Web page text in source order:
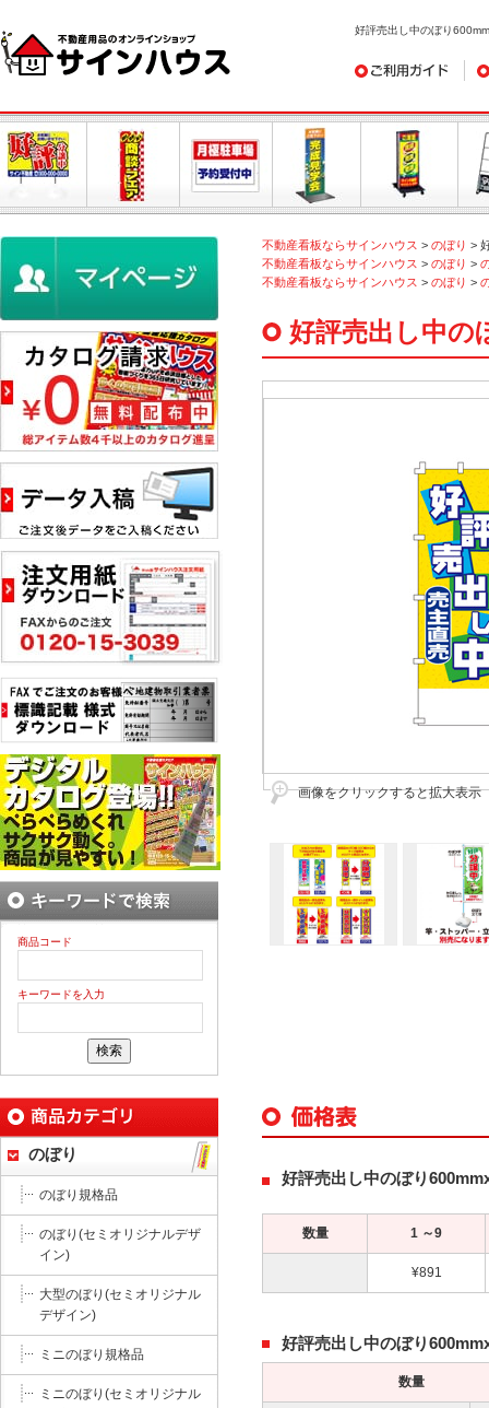
好評売出し中のぼり
ご利用ガイド デ
不動産看板ならサインハウス > のぼり >
不動産看板ならサインハウス > のぼり >
不動産看板ならサインハウス > のぼり >
好評売出し中の
画像をクリックすると拡大表示
好評売出し中のぼり
数量 1 ～9
¥891
好評売出し中のぼり
数量
商品コード
キーワードを入力
のぼり
のぼり規格品
のぼり(セミオリジナルデザ
イン)
大型のぼり(セミオリジナル
デザイン)
ミニのぼり規格品
ミニのぼり(セミオリジナル